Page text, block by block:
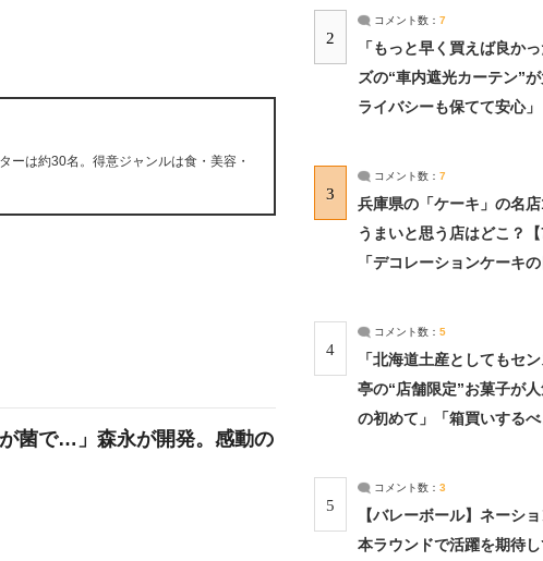
は約30名。得意ジャンルは食・美容・
菌で…」森永が開発。感動の
2
コメント数： 7
「もっと早く買えば良か
ズの“車内遮光カーテン”
ライバシーも保てて安心
3
コメント数： 7
兵庫県の「ケーキ」の名
うまいと思う店はどこ？
「デコレーションケーキの
4
コメント数： 5
「北海道土産としてもセ
亭の“店舗限定”お菓子が
の初めて」「箱買いするべ
5
コメント数： 3
【バレーボール】ネーシ
本ラウンドで活躍を期待